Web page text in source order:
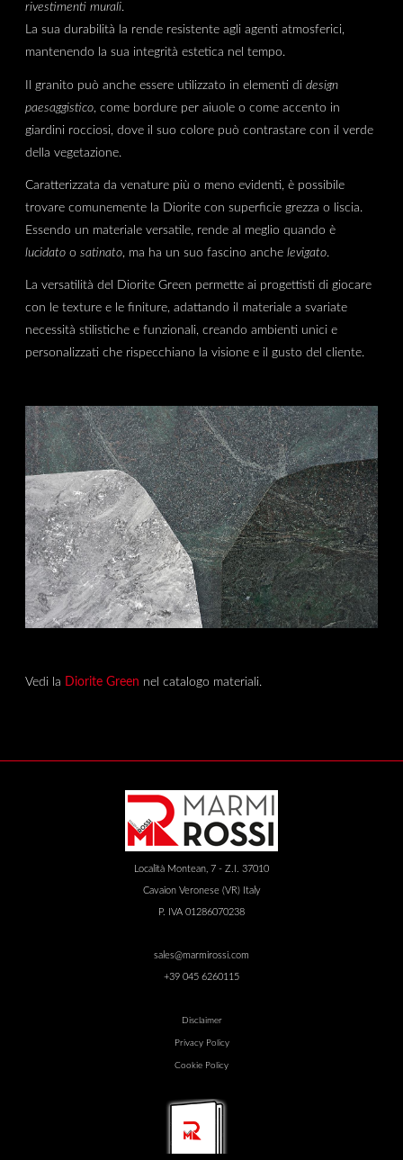
rivestimenti murali.
La sua durabilità la rende resistente agli agenti atmosferici,
mantenendo la sua integrità estetica nel tempo.
Il granito può anche essere utilizzato in elementi di design
paesaggistico, come bordure per aiuole o come accento in
giardini rocciosi, dove il suo colore può contrastare con il verde
della vegetazione.
Caratterizzata da venature più o meno evidenti, è possibile
trovare comunemente la Diorite con superficie grezza o liscia.
Essendo un materiale versatile, rende al meglio quando è
lucidatoo satinato, ma ha un suo fascino anche levigato.
La versatilità del Diorite Green permette ai progettisti di giocare
con le texture e le finiture, adattando il materiale a svariate
necessità stilistiche e funzionali, creando ambienti unici e
personalizzati che rispecchiano la visione e il gusto del cliente.
Vedi la Diorite Green nel catalogo materiali.
Località Montean, 7 - Z.I. 37010
Cavaion Veronese (VR) Italy
P. IVA 01286070238
sales@marmirossi.com
+39 045 6260115
Disclaimer
Privacy Policy
Cookie Policy